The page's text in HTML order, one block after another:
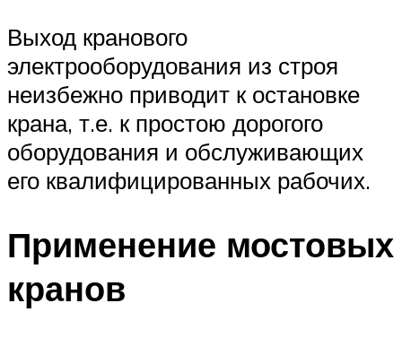
Выход кранового
электрооборудования из строя
неизбежно приводит к остановке
крана, т.е. к простою дорогого
оборудования и обслуживающих
его квалифицированных рабочих.
Применение мостовых
кранов